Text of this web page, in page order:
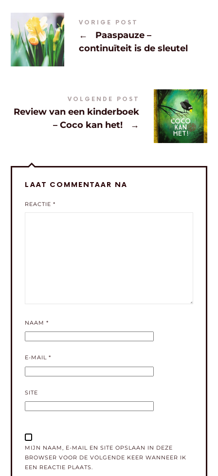
VORIGE POST
←
Paaspauze –
continuïteit is de sleutel
VOLGENDE POST
Review van een kinderboek
– Coco kan het!
→
LAAT COMMENTAAR NA
REACTIE*
NAAM*
E-MAIL*
SITE
MIJN NAAM, E-MAIL EN SITE OPSLAAN IN DEZE
BROWSER VOOR DE VOLGENDE KEER WANNEER IK
EEN REACTIE PLAATS.